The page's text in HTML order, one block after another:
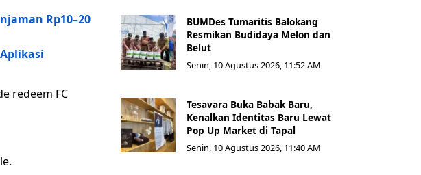
Rp10–20
redeem FC
BUMDes Tumaritis Balokang
Resmikan Budidaya Melon dan
Belut
Senin, 10 Agustus 2026, 11:52 AM
Tesavara Buka Babak Baru,
Kenalkan Identitas Baru Lewat
Pop Up Market di Tapal
Senin, 10 Agustus 2026, 11:40 AM